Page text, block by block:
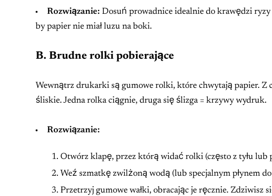
Rozwiązanie: Dosuń prowadnice idealnie do krawędzi
by papier nie miał luzu na boki.
B. Brudne rolki pobierające
Wewnątrz drukarki są gumowe rolki, które chwytają papier. Z
śliskie. Jedna rolka ciągnie, druga się ślizga = krzywy wydruk.
Rozwiązanie:
Otwórz klapę, przez którą widać rolki (często z tyłu lub
Weź szmatkę zwilżoną wodą (lub specjalnym płynem
Przetrzyj gumowe wałki, obracając je ręcznie. Zdziwisz